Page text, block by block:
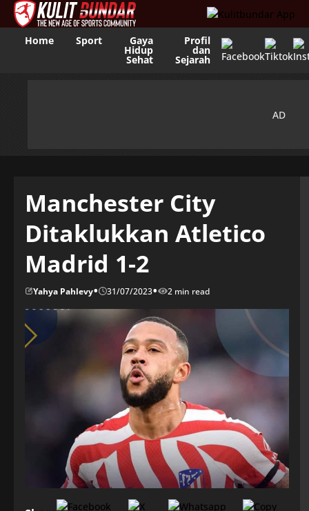
Home Sport Gaya
Hidup
Sehat
Profil
dan
Sejarah
Manchester City
Ditaklukkan Atletico
Madrid 1-2
Yahya Pahlevy• 31/07/2023• 2 min read